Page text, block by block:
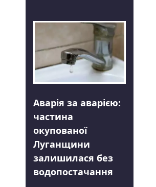
Аварія за аварією:
частина
окупованої
Луганщини
залишилася без
водопостачання